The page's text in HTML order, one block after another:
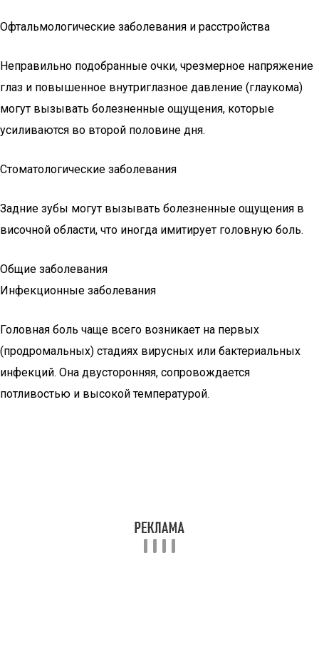
Офтальмологические заболевания и расстройства
Неправильно подобранные очки, чрезмерное напряжение
глаз и повышенное внутриглазное давление (глаукома)
могут вызывать болезненные ощущения, которые
усиливаются во второй половине дня.
Стоматологические заболевания
Задние зубы могут вызывать болезненные ощущения в
височной области, что иногда имитирует головную боль.
Общие заболевания
Инфекционные заболевания
Головная боль чаще всего возникает на первых
(продромальных) стадиях вирусных или бактериальных
инфекций. Она двусторонняя, сопровождается
потливостью и высокой температурой.